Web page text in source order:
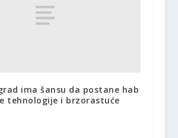
ima šansu da postane hab
tehnologije i brzorastuće